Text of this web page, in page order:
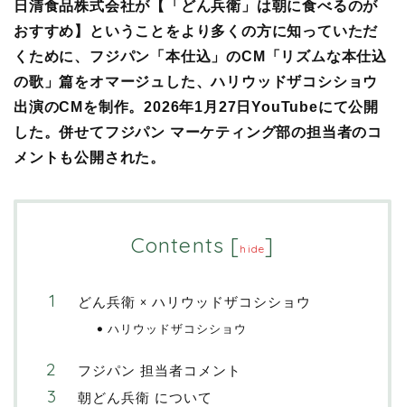
日清食品株式会社が【「どん兵衛」は朝に食べるのが
おすすめ】ということをより多くの方に知っていただ
くために、フジパン「本仕込」のCM「リズムな本仕込
の歌」篇をオマージュした、ハリウッドザコシショウ
出演のCMを制作。2026年1月27日YouTubeにて公開
した。併せてフジパン マーケティング部の担当者のコ
メントも公開された。
Contents [hide]
どん兵衛 × ハリウッドザコシショウ
ハリウッドザコシショウ
フジパン 担当者コメント
朝どん兵衛 について